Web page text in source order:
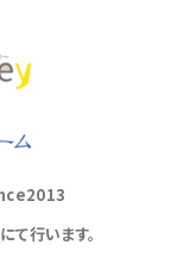
行います。